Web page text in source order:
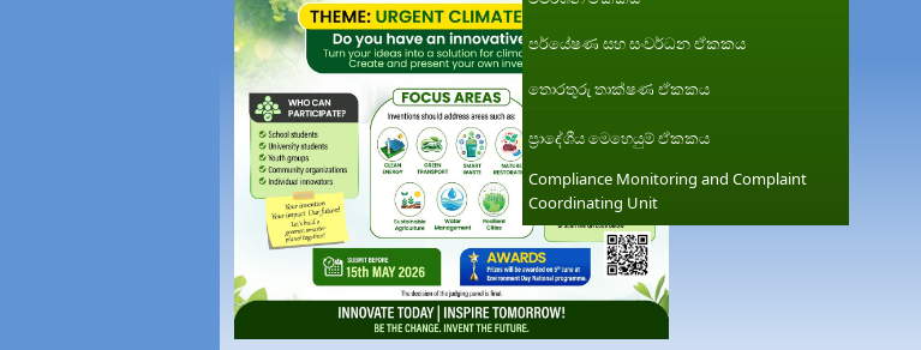
පර්යේෂණ සහ සංවර්ධන ඒකකය
තොරතුරු තාක්ෂණ ඒකකය
ප්‍රාදේශීය මෙහෙයුම් ඒකකය
Compliance Monitoring and Complaint
Coordinating Unit